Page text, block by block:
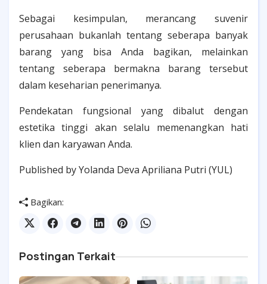
Sebagai kesimpulan, merancang suvenir
perusahaan bukanlah tentang seberapa banyak
barang yang bisa Anda bagikan, melainkan
tentang seberapa bermakna barang tersebut
dalam keseharian penerimanya.
Pendekatan fungsional yang dibalut dengan
estetika tinggi akan selalu memenangkan hati
klien dan karyawan Anda.
Published by Yolanda Deva Apriliana Putri (YUL)
Bagikan:
Postingan Terkait